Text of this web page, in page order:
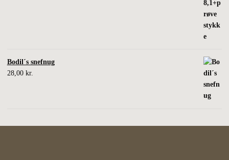
Bodil´s snefnug
28,00 kr.